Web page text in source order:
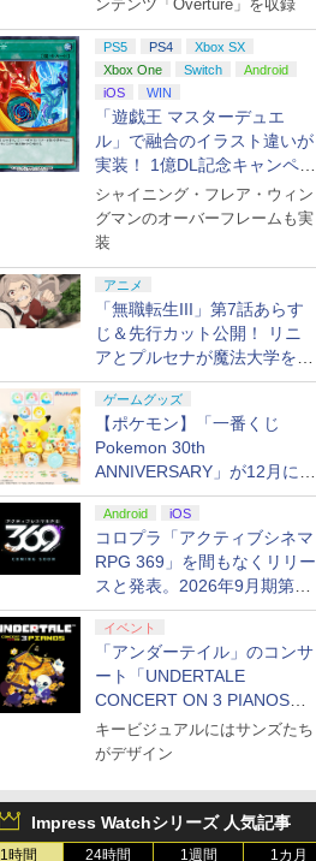
ンテンツ「Overture」を収録
PS5 PS4
Xbox SX
Xbox One
Switch
Android
iOS
WIN
「遊戯王 マスターデュエ
ル」で融合のイラスト違いが
実装！ 1億DL記念キャンペー
ン開催
シャイニング・フレア・ウィン
グマンのオーバーフレームも実
装
アニメ
「無職転生III」第7話あらす
じ＆先行カット公開！ リニ
アとプルセナが魔法大学を卒
業
ゲームグッズ
【ポケモン】「一番くじ
Pokemon 30th
ANNIVERSARY」が12月に再
販決定！ ピカチュウたちの
ぬいぐるみが当たる
Android iOS
コロプラ「アクティブシネマ
RPG 369」を間もなくリリー
スと発表。2026年9月期第3
四半期決算にて
イベント
「アンダーテイル」のコンサ
ート「UNDERTALE
CONCERT ON 3 PIANOS」
のチケット情報が公開
キービジュアルにはサンズたち
がデザイン
Impress Watchシリーズ 人気記事
1時間 24時間 1週間 1カ月